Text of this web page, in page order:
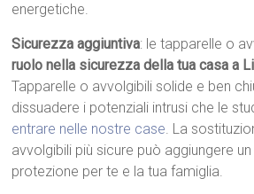
energetiche.
Sicurezza aggiuntiva: le tapparelle o
ruolo nella sicurezza della tua casa a
Tapparelle o avvolgibili solide e ben
dissuadere i potenziali intrusi che le
entrare nelle nostre case. La
avvolgibili più sicure può aggiungere
protezione per te e la tua famiglia.